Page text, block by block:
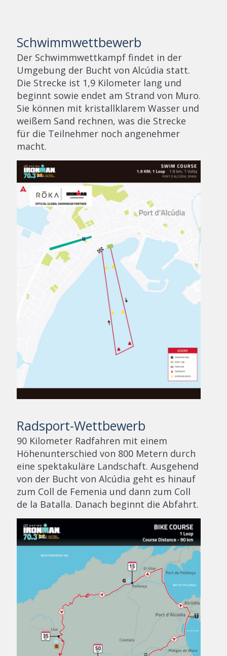
Schwimmwettbewerb
Der Schwimmwettkampf findet in der
Umgebung der Bucht von Alcúdia statt.
Die Strecke ist 1,9 Kilometer lang und
beginnt sowie endet am Strand von Muro.
Sie können mit kristallklarem Wasser und
weißem Sand rechnen, was die Strecke
für die Teilnehmer noch angenehmer
macht.
Radsport-Wettbewerb
90 Kilometer Radfahren mit einem
Höhenunterschied von 800 Metern durch
eine spektakuläre Landschaft. Ausgehend
von der Bucht von Alcúdia geht es hinauf
zum Coll de Femenia und dann zum Coll
de la Batalla. Danach beginnt die Abfahrt.